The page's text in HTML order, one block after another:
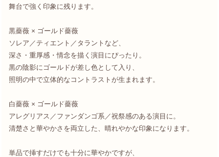
舞台で強く印象に残ります。
黒薔薇 × ゴールド薔薇
ソレア／ティエント／タラントなど、
深さ・重厚感・情念を描く演目にぴったり。
黒の陰影にゴールドが差し色として入り、
照明の中で立体的なコントラストが生まれます。
白薔薇 × ゴールド薔薇
アレグリアス／ファンダンゴ系／祝祭感のある演目に。
清楚さと華やかさを両立した、晴れやかな印象になります。
単品で挿すだけでも十分に華やかですが、